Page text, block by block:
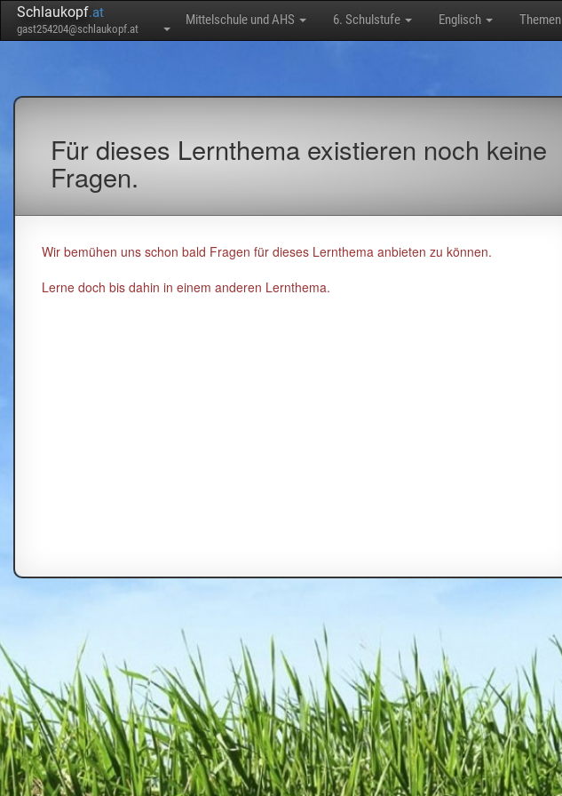
Schlaukopf.at
gast254204@schlaukopf.at
Mittelschule und AHS 6. Schulstufe Englisch Themen
Für dieses Lernthema existieren noch keine
Fragen.
Wir bemühen uns schon bald Fragen für dieses Lernthema anbieten zu können.
Lerne doch bis dahin in einem anderen Lernthema.